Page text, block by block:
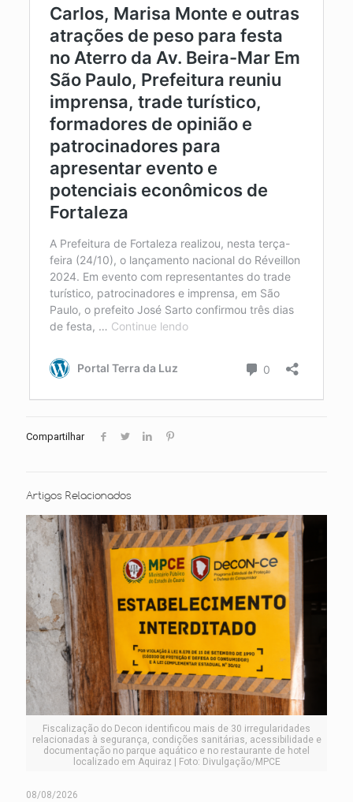
Compartilhar
Artigos Relacionados
Fiscalização do Decon identificou mais de 30 irregularidades
relacionadas à segurança, condições sanitárias, acessibilidade e
documentação no parque aquático e no restaurante de hotel
localizado em Aquiraz | Foto: Divulgação/MPCE
08/08/2026